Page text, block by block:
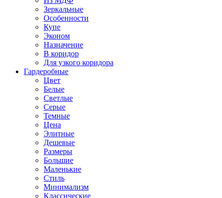
Зеркальные
Особенности
Купе
Эконом
Назначение
В коридор
Для узкого коридора
Гардеробные
Цвет
Белые
Светлые
Серые
Темные
Цена
Элитные
Дешевые
Размеры
Большие
Маленькие
Стиль
Минимализм
Классические